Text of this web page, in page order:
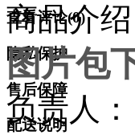
查看评论(0)
隐私保护
售后保障
配送说明
商品介绍
图片包
负责人：